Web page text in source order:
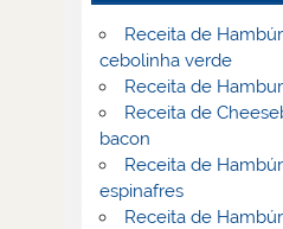
Receita de
cebolinha verde
Receita de
Receita de
bacon
Receita de
espinafres
Receita de